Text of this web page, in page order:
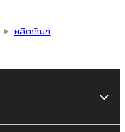
ผลิตภัณฑ์